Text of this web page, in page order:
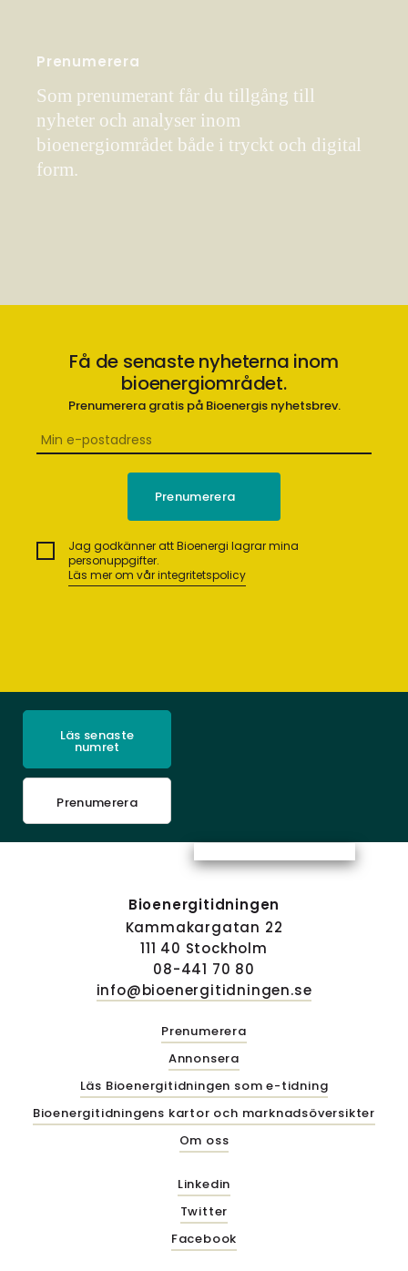
Prenumerera
Som prenumerant får du tillgång till
nyheter och analyser inom
bioenergiområdet både i tryckt och digital
form.
Få de senaste nyheterna inom
bioenergiområdet.
Prenumerera gratis på Bioenergis nyhetsbrev.
Jag godkänner att Bioenergi lagrar mina
personuppgifter.
Läs mer om vår integritetspolicy
Läs senaste
numret
Prenumerera
Bioenergitidningen
Kammakargatan 22
111 40 Stockholm
08-441 70 80
info@bioenergitidningen.se
Prenumerera
Annonsera
Läs Bioenergitidningen som e-tidning
Bioenergitidningens kartor och marknadsöversikter
Om oss
Linkedin
Twitter
Facebook